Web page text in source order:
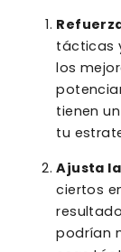
tácticas
los
tienen
tu
Ajusta
ciertos
podrían